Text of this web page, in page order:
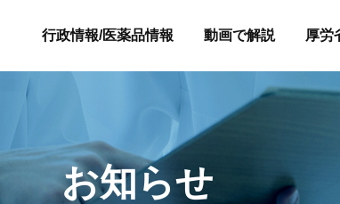
行政情報/医薬品情報 動画で解説 厚労
お知らせ